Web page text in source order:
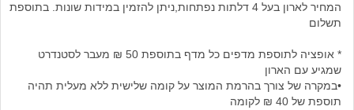
המחיר לארון בעל 4 דלתות נפתחות,ניתן להזמין במידות שונות. בתוספת
תשלום
* אופציה לתוספת מדפים כל מדף בתוספת 50 ₪ מעבר לסטנדרט
שמגיע עם הארון
•במקרה של צורך בהרמת המוצר על קומה שלישית ללא מעלית תהיה
תוספת של 40 ₪ לקומה